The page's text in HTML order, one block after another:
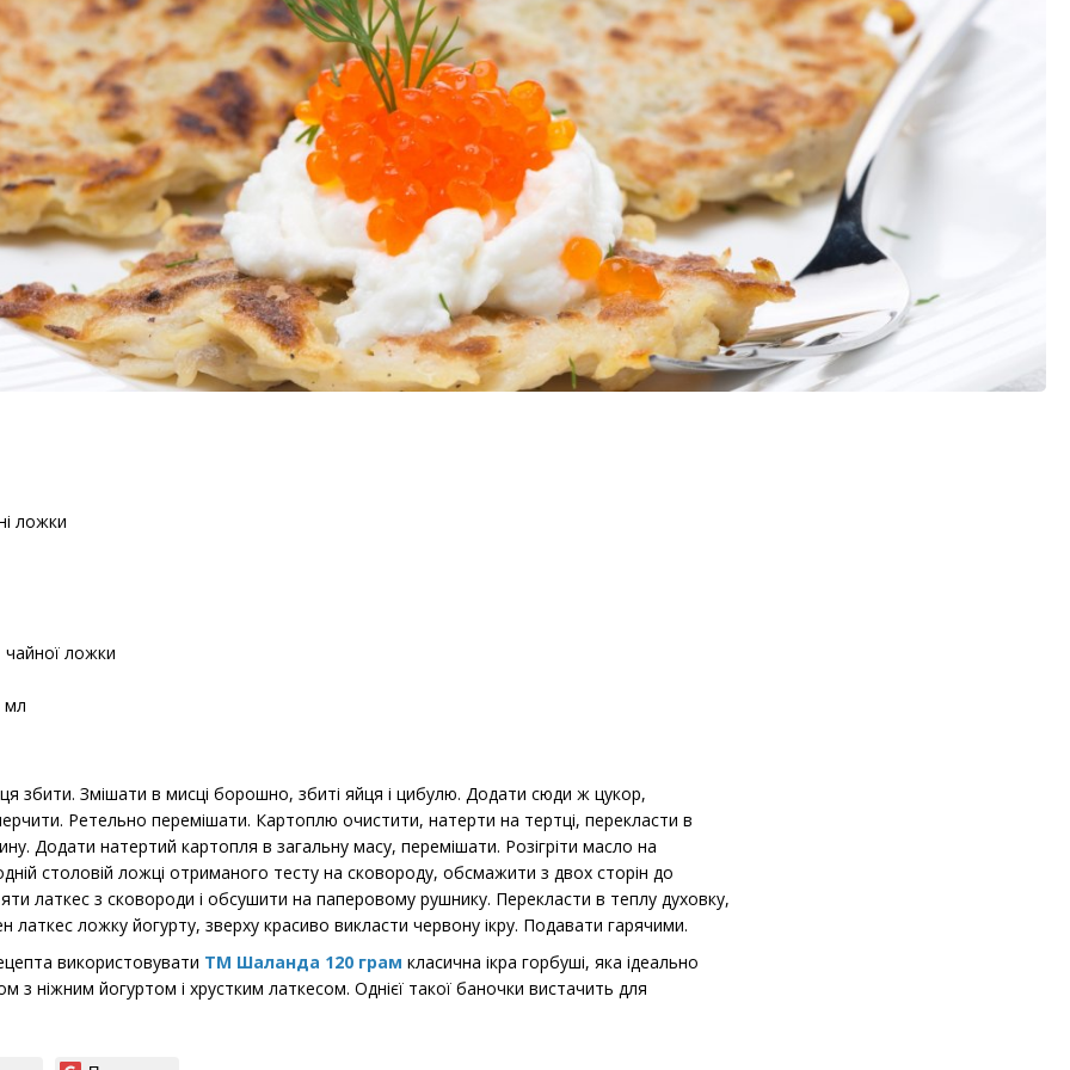
ложки
ложки
мл
збити. Змішати в мисці борошно, збиті яйця і цибулю. Додати сюди ж цукор,
Ретельно перемішати. Картоплю очистити, натерти на тертці, перекласти в
Додати натертий картопля в загальну масу, перемішати. Розігріти масло на
столовій ложці отриманого тесту на сковороду, обсмажити з двох сторін до
латкес з сковороди і обсушити на паперовому рушнику. Перекласти в теплу духовку,
ложку йогурту, зверху красиво викласти червону ікру. Подавати гарячими.
використовувати ТМ Шаланда 120 грам класична ікра горбуші, яка ідеально
з ніжним йогуртом і хрустким латкесом. Однієї такої баночки вистачить для